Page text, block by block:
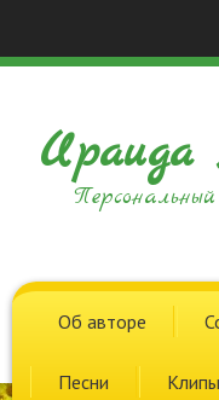
Ираида
Об авторе
Песни Клипы